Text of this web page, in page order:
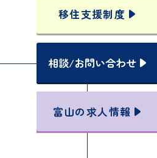
移住支援制度
相談/お問い合わせ
富山の求人情報